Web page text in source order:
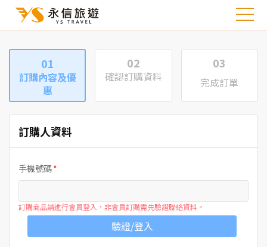
01
訂購內容及優
惠
02
確認訂購資料
03
完成訂單
訂購人資料
手機號碼
訂購商品請進行會員登入，非會員訂購需先驗證聯絡資料。
驗證/登入